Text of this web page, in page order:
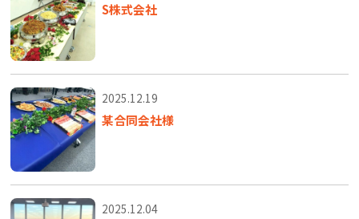
S株式会社
2025.12.19
某合同会社様
2025.12.04